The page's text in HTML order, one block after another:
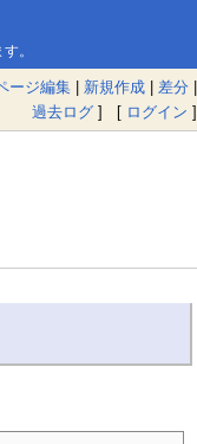
。
ージ編集 | 新規作成 | 差分 |
過去ログ ] [ ログイン ]